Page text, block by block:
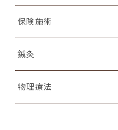
EMSトレーニング
ラジオ波温熱療法
保険施術
鍼灸
物理療法